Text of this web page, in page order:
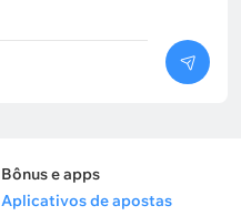
Bônus e apps
Aplicativos de apostas